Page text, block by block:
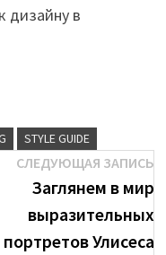
дизайну в
STYLE GUIDE
СЛЕДУЮЩАЯ ЗАПИСЬ
Заглянем в мир
выразительных
портретов Улисеса